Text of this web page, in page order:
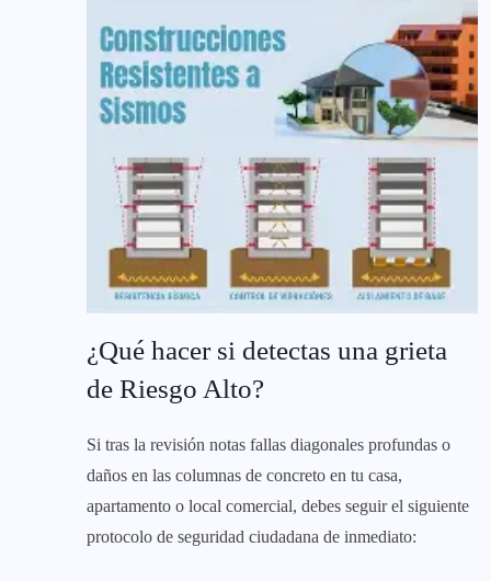
¿Qué hacer si detectas una grieta
de Riesgo Alto?
Si tras la revisión notas fallas diagonales profundas o
daños en las columnas de concreto en tu casa,
apartamento o local comercial, debes seguir el siguiente
protocolo de seguridad ciudadana de inmediato: